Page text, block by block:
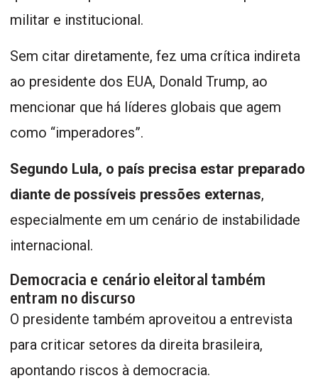
militar e institucional.
Sem citar diretamente, fez uma crítica indireta
ao presidente dos EUA, Donald Trump, ao
mencionar que há líderes globais que agem
como “imperadores”.
Segundo Lula, o país precisa estar preparado
diante de possíveis pressões externas,
especialmente em um cenário de instabilidade
internacional.
Democracia e cenário eleitoral também
entram no discurso
O presidente também aproveitou a entrevista
para criticar setores da direita brasileira,
apontando riscos à democracia.